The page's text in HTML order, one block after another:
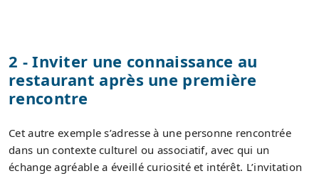
2 - Inviter une connaissance au
restaurant après une première
rencontre
Cet autre exemple s’adresse à une personne rencontrée
dans un contexte culturel ou associatif, avec qui un
échange agréable a éveillé curiosité et intérêt. L’invitation